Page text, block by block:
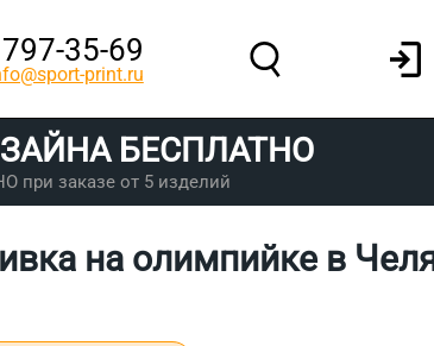
69
print.ru
БЕСПЛАТНО
при заказе от 5 изделий
на олимпийке в